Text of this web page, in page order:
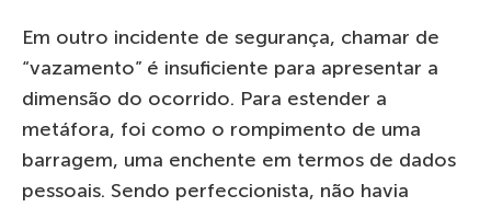
Em outro incidente de segurança, chamar de
“vazamento” é insuficiente para apresentar a
dimensão do ocorrido. Para estender a
metáfora, foi como o rompimento de uma
barragem, uma enchente em termos de dados
pessoais. Sendo perfeccionista, não havia